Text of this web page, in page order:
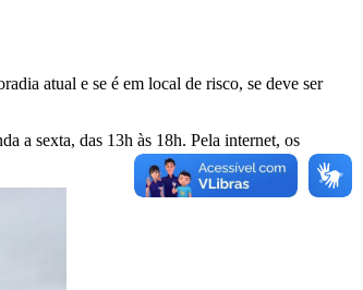
atual e se é em local de risco, se deve ser
a sexta, das 13h às 18h. Pela internet, os